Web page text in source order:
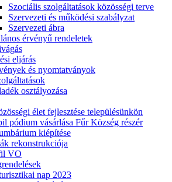
Szociális szolgáltatások közösségi terve
Szervezeti és működési szabályzat
Szervezeti ábra
érvényű rendeletek
eljárás
és nyomtatványok
osztályozása
élet fejlesztése településünkön
pódium vásárlása Fűr Község részér
kiépítése
rekonstrukciója
VO
nap 2023